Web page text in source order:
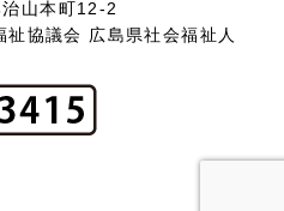
山本町12-2
協議会 広島県社会福祉人